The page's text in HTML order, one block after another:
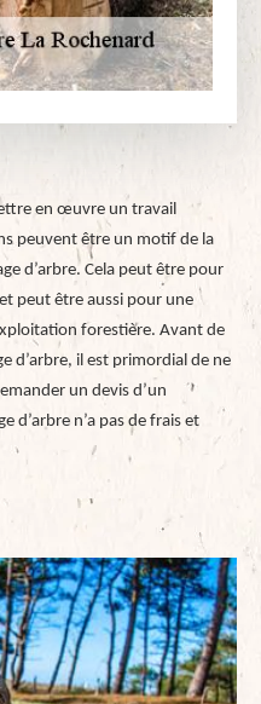
en œuvre un travail
peuvent être un motif de la
d’arbre. Cela peut être pour
peut être aussi pour une
forestière. Avant de
d’arbre, il est primordial de ne
un devis d’un
d’arbre n’a pas de frais et